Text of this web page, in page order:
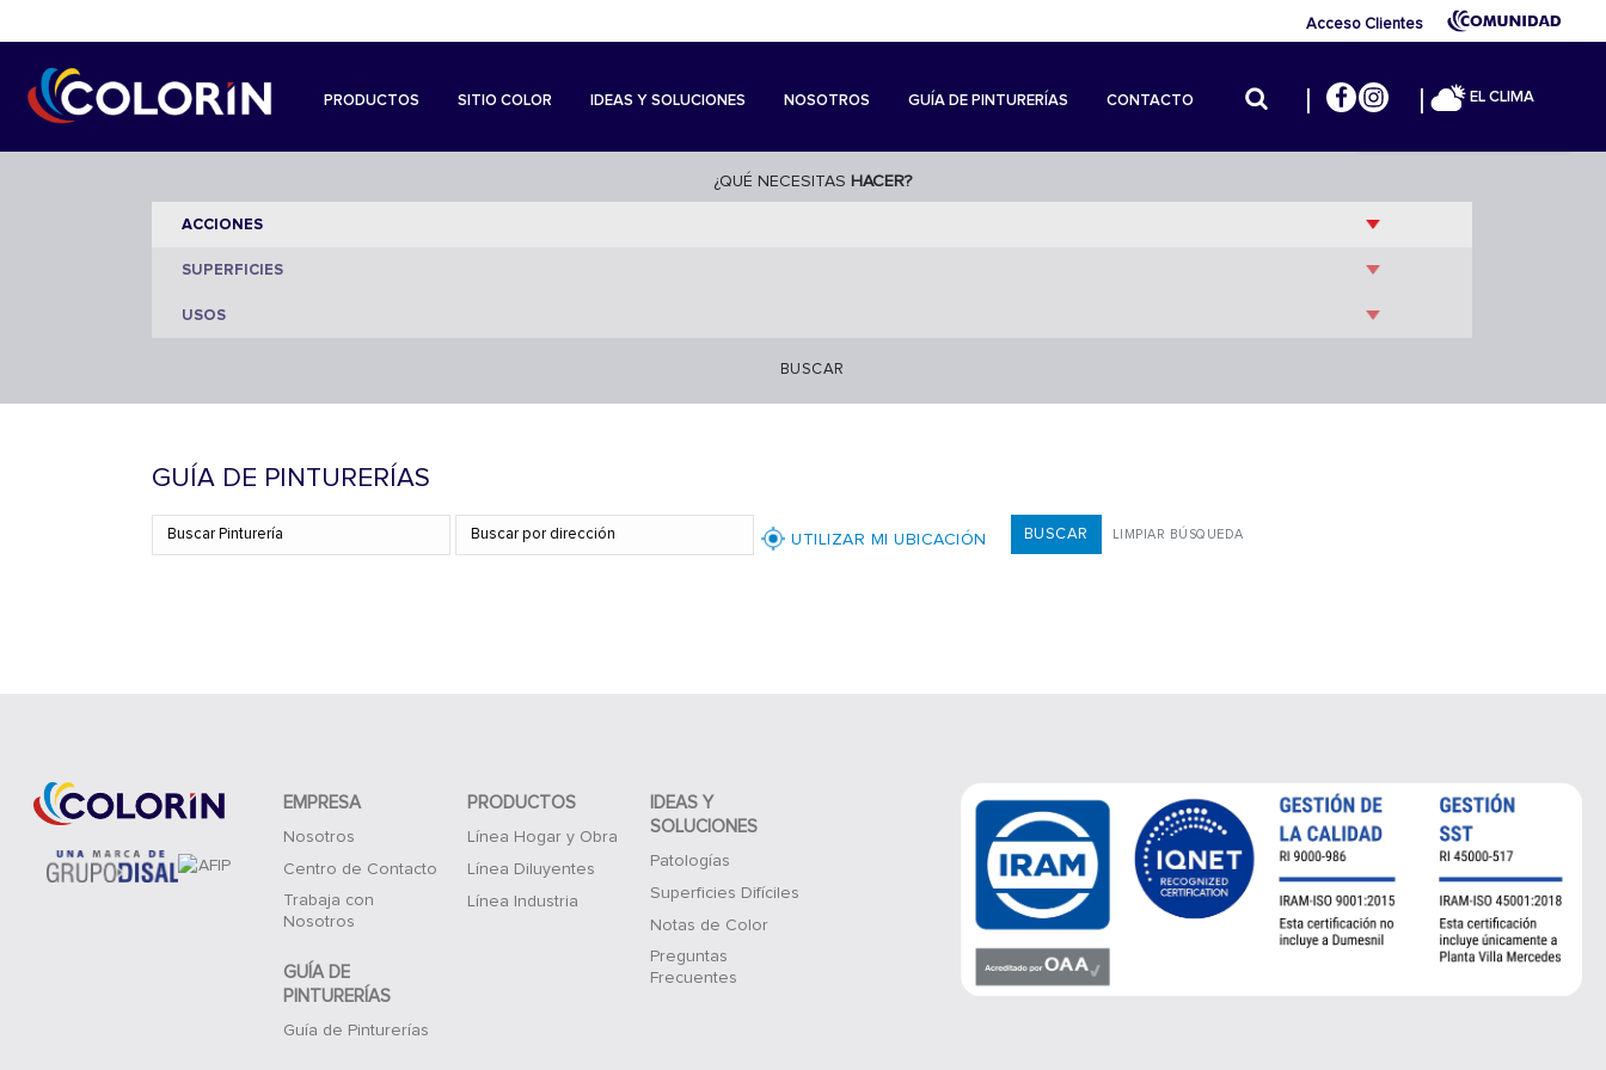
Acceso Clientes
PRODUCTOS SITIO COLOR IDEAS Y SOLUCIONES NOSOTROS GUÍA DE PINTURERÍAS CONTACTO EL CLIMA
¿QUÉ NECESITAS HACER?
BUSCAR
GUÍA DE PINTURERÍAS
LIMPIAR BÚSQUEDA
EMPRESA
Nosotros
Centro de Contacto
Trabaja con
Nosotros
GUÍA DE
PINTURERÍAS
Guía de Pinturerías
PRODUCTOS
Línea Hogar y Obra
Línea Diluyentes
Línea Industria
IDEAS Y
SOLUCIONES
Patologías
Superficies Difíciles
Notas de Color
Preguntas
Frecuentes